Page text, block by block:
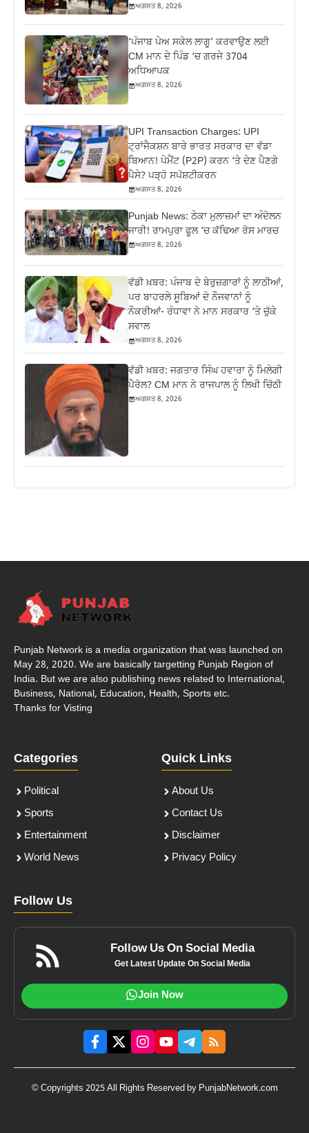
ਅਗਸਤ 8, 2026
‘ਪੰਜਾਬ ਪੇਅ ਸਕੇਲ ਲਾਗੂ’ ਕਰਵਾਉਣ ਲਈ
CM ਮਾਨ ਦੇ ਪਿੰਡ ‘ਚ ਗਰਜੇ 3704
ਅਧਿਆਪਕ
ਅਗਸਤ 8, 2026
UPI Transaction Charges: UPI
ਟ੍ਰਾਂਜੈਕਸ਼ਨ ਬਾਰੇ ਭਾਰਤ ਸਰਕਾਰ ਦਾ ਵੱਡਾ
ਬਿਆਨ! ਪੇਮੈਂਟ (P2P) ਕਰਨ ‘ਤੇ ਦੇਣ ਪੈਣਗੇ
ਪੈਸੇ? ਪੜ੍ਹੋ ਸਪੱਸ਼ਟੀਕਰਨ
ਅਗਸਤ 8, 2026
Punjab News: ਠੇਕਾ ਮੁਲਾਜ਼ਮਾਂ ਦਾ ਅੰਦੋਲਨ
ਜਾਰੀ! ਰਾਮਪੁਰਾ ਫੂਲ ‘ਚ ਕੱਢਿਆ ਰੋਸ ਮਾਰਚ
ਅਗਸਤ 8, 2026
ਵੱਡੀ ਖ਼ਬਰ: ਪੰਜਾਬ ਦੇ ਬੇਰੁਜ਼ਗਾਰਾਂ ਨੂੰ ਲਾਠੀਆਂ,
ਪਰ ਬਾਹਰਲੇ ਸੂਬਿਆਂ ਦੇ ਨੌਜਵਾਨਾਂ ਨੂੰ
ਨੌਕਰੀਆਂ- ਰੰਧਾਵਾ ਨੇ ਮਾਨ ਸਰਕਾਰ ‘ਤੇ ਚੁੱਕੇ
ਸਵਾਲ
ਅਗਸਤ 8, 2026
ਵੱਡੀ ਖ਼ਬਰ: ਜਗਤਾਰ ਸਿੰਘ ਹਵਾਰਾ ਨੂੰ ਮਿਲੇਗੀ
ਪੈਰੋਲ? CM ਮਾਨ ਨੇ ਰਾਜਪਾਲ ਨੂੰ ਲਿਖੀ ਚਿੱਠੀ
ਅਗਸਤ 8, 2026
Punjab Network is a media organization that was launched on
May 28, 2020. We are basically targetting Punjab Region of
India. But we are also publishing news related to International,
Business, National, Education, Health, Sports etc.
Thanks for Visting
Categories
Political
Sports
Entertainment
World News
Quick Links
About Us
Contact Us
Disclaimer
Privacy Policy
Follow Us
Follow Us On Social Media
Get Latest Update On Social Media
Join Now
© Copyrights 2025 All Rights Reserved by PunjabNetwork.com